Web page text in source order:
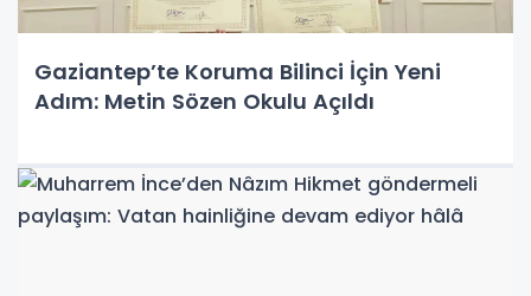
Gaziantep’te Koruma Bilinci İçin Yeni
Adım: Metin Sözen Okulu Açıldı